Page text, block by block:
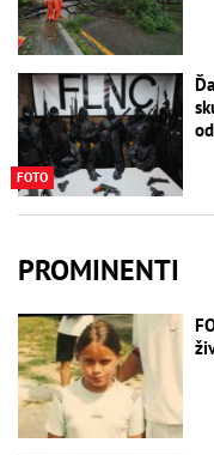
FOTO
PROMINENTI